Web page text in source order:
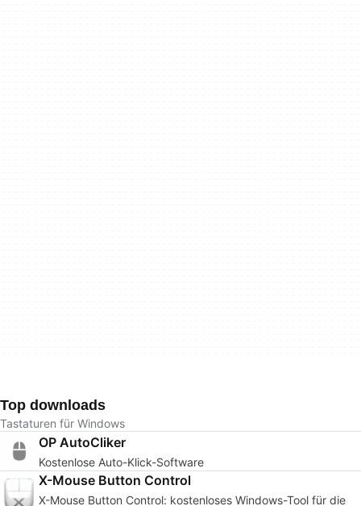
Top downloads
Tastaturen für Windows
OP AutoCliker
Kostenlose Auto-Klick-Software
X-Mouse Button Control
X-Mouse Button Control: kostenloses Windows-Tool für die